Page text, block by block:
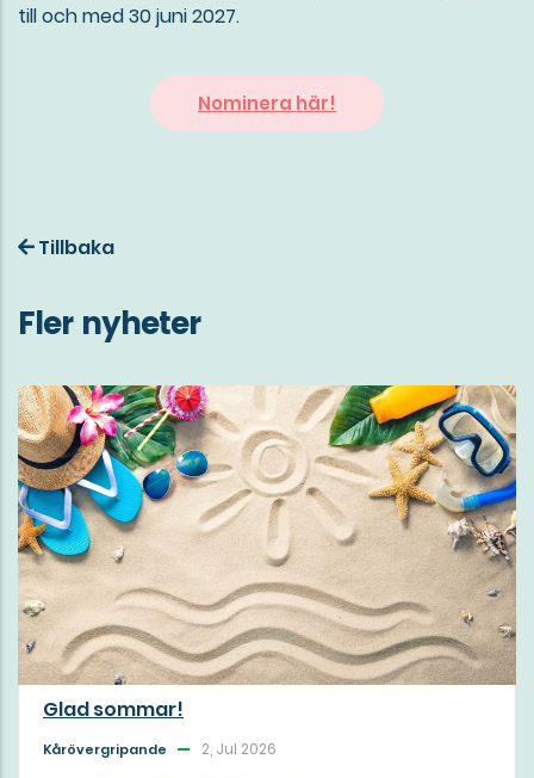
till och med 30 juni 2027.
Nominera här!
Tillbaka
Fler nyheter
Glad sommar!
Kårövergripande 2, Jul 2026